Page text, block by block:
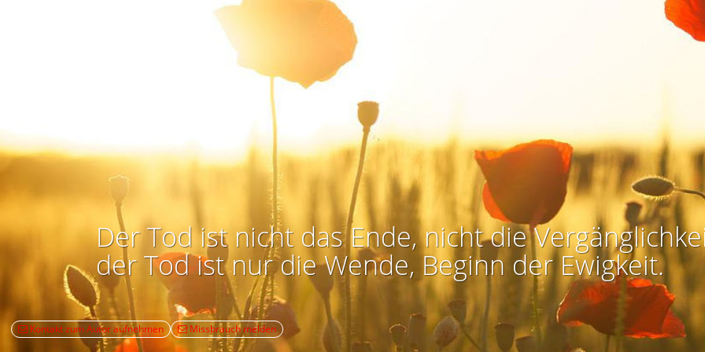
Der Tod ist nicht das Ende, nicht die
der Tod ist nur die Wende, Beginn der Ewigkeit.
Kontakt zum Autor aufnehmen Missbrauch melden